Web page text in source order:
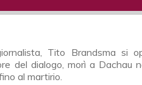
Tito Brandsma si
del dialogo, morì a
al martirio.